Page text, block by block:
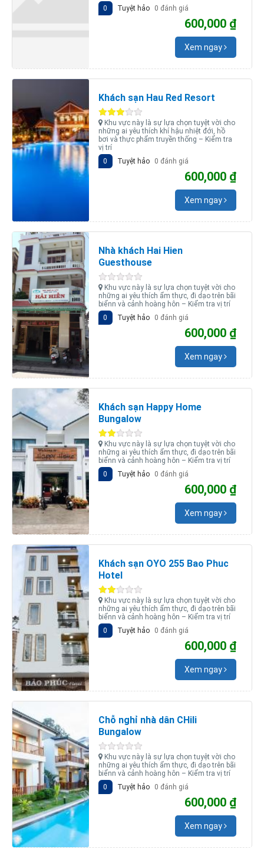
Tuyệt hảo 0 đánh giá
0
600,000 ₫
Xem ngay
Khách sạn Hau Red Resort
Khu vực này là sự lựa chọn tuyệt vời cho
những ai yêu thích khí hậu nhiệt đới, hồ
bơi và thực phẩm truyền thống – Kiểm tra
vị trí
Tuyệt hảo
0 đánh giá
0
600,000 ₫
Xem ngay
Nhà khách Hai Hien
Guesthouse
Khu vực này là sự lựa chọn tuyệt vời cho
những ai yêu thích ẩm thực, đi dạo trên bãi
biểnn và cảnh hoàng hôn – Kiểm tra vị trí
Tuyệt hảo
0 đánh giá
0
600,000 ₫
Xem ngay
Khách sạn Happy Home
Bungalow
Khu vực này là sự lựa chọn tuyệt vời cho
những ai yêu thích ẩm thực, đi dạo trên bãi
biểnn và cảnh hoàng hôn – Kiểm tra vị trí
Tuyệt hảo
0 đánh giá
0
600,000 ₫
Xem ngay
Khách sạn OYO 255 Bao Phuc
Hotel
Khu vực này là sự lựa chọn tuyệt vời cho
những ai yêu thích ẩm thực, đi dạo trên bãi
biểnn và cảnh hoàng hôn – Kiểm tra vị trí
Tuyệt hảo
0 đánh giá
0
600,000 ₫
Xem ngay
Chỗ nghỉ nhà dân CHili
Bungalow
Khu vực này là sự lựa chọn tuyệt vời cho
những ai yêu thích ẩm thực, đi dạo trên bãi
biểnn và cảnh hoàng hôn – Kiểm tra vị trí
Tuyệt hảo
0 đánh giá
0
600,000 ₫
Xem ngay